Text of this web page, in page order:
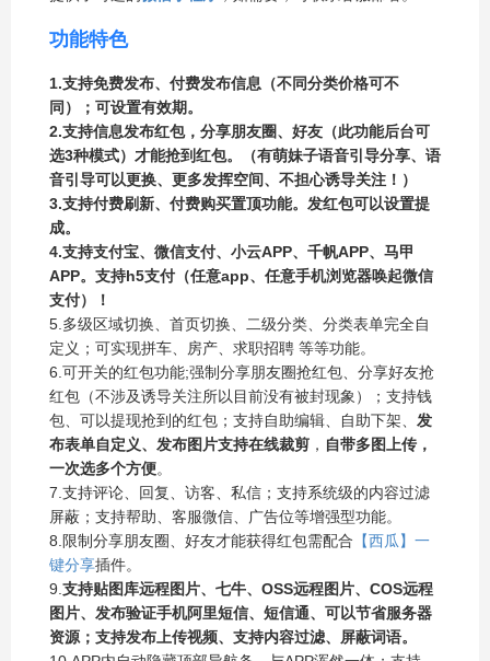
功能特色
1.支持免费发布、付费发布信息（不同分类价格可不
同）；可设置有效期。
2.支持信息发布红包，分享朋友圈、好友（此功能后台可
选3种模式）才能抢到红包。（有萌妹子语音引导分享、语
音引导可以更换、更多发挥空间、不担心诱导关注！）
3.支持付费刷新、付费购买置顶功能。发红包可以设置提
成。
4.支持支付宝、微信支付、小云APP、千帆APP、马甲
APP。支持h5支付（任意app、任意手机浏览器唤起微信
支付）！
5.多级区域切换、首页切换、二级分类、分类表单完全自
定义；可实现拼车、房产、求职招聘 等等功能。
6.可开关的红包功能;强制分享朋友圈抢红包、分享好友抢
红包（不涉及诱导关注所以目前没有被封现象）；支持钱
包、可以提现抢到的红包；支持自助编辑、自助下架、 发
布表单自定义、发布图片支持在线裁剪 ， 自带多图上传 ，
一次选多个方便。
7.支持评论、回复、访客、私信；支持系统级的内容过滤
屏蔽；支持帮助、客服微信、广告位等增强型功能。
8.限制分享朋友圈、好友才能获得红包需配合 【西瓜】一
键分享插件。
9. 支持贴图库远程图片、七牛、OSS远程图片、COS远程
图片、发布验证手机阿里短信、短信通、可以节省服务器
资源；支持发布上传视频、支持内容过滤、屏蔽词语。